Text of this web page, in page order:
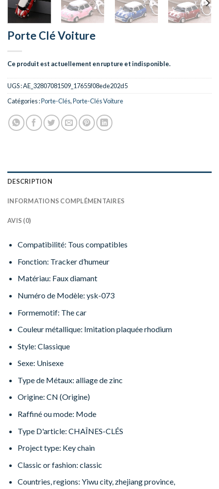
Porte Clé Voiture
Ce produit est actuellement en rupture et indisponible.
UGS :AE_32807081509_17655f08ede202d5
Catégories :Porte-Clés,Porte-Clés Voiture
DESCRIPTION
INFORMATIONS COMPLÉMENTAIRES
AVIS (0)
Compatibilité: Tous compatibles
Fonction: Tracker d’humeur
Matériau: Faux diamant
Numéro de Modèle: ysk-073
Formemotif: The car
Couleur métallique: Imitation plaquée rhodium
Style: Classique
Sexe: Unisexe
Type de Métaux: alliage de zinc
Origine: CN (Origine)
Raffiné ou mode: Mode
Type D'article: CHAÎNES-CLÉS
Project type: Key chain
Classic or fashion: classic
Countries, regions: Yiwu city, zhejiang province,